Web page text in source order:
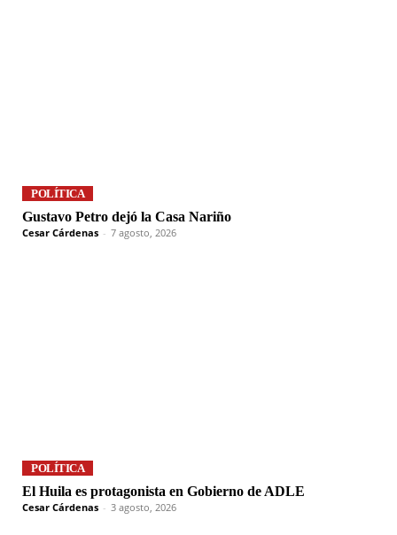
POLÍTICA
Gustavo Petro dejó la Casa Nariño
Cesar Cárdenas - 7 agosto, 2026
POLÍTICA
El Huila es protagonista en Gobierno de ADLE
Cesar Cárdenas - 3 agosto, 2026